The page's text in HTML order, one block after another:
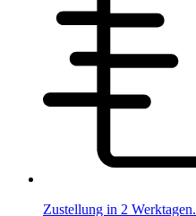
Zustellung in 2 Werktagen.